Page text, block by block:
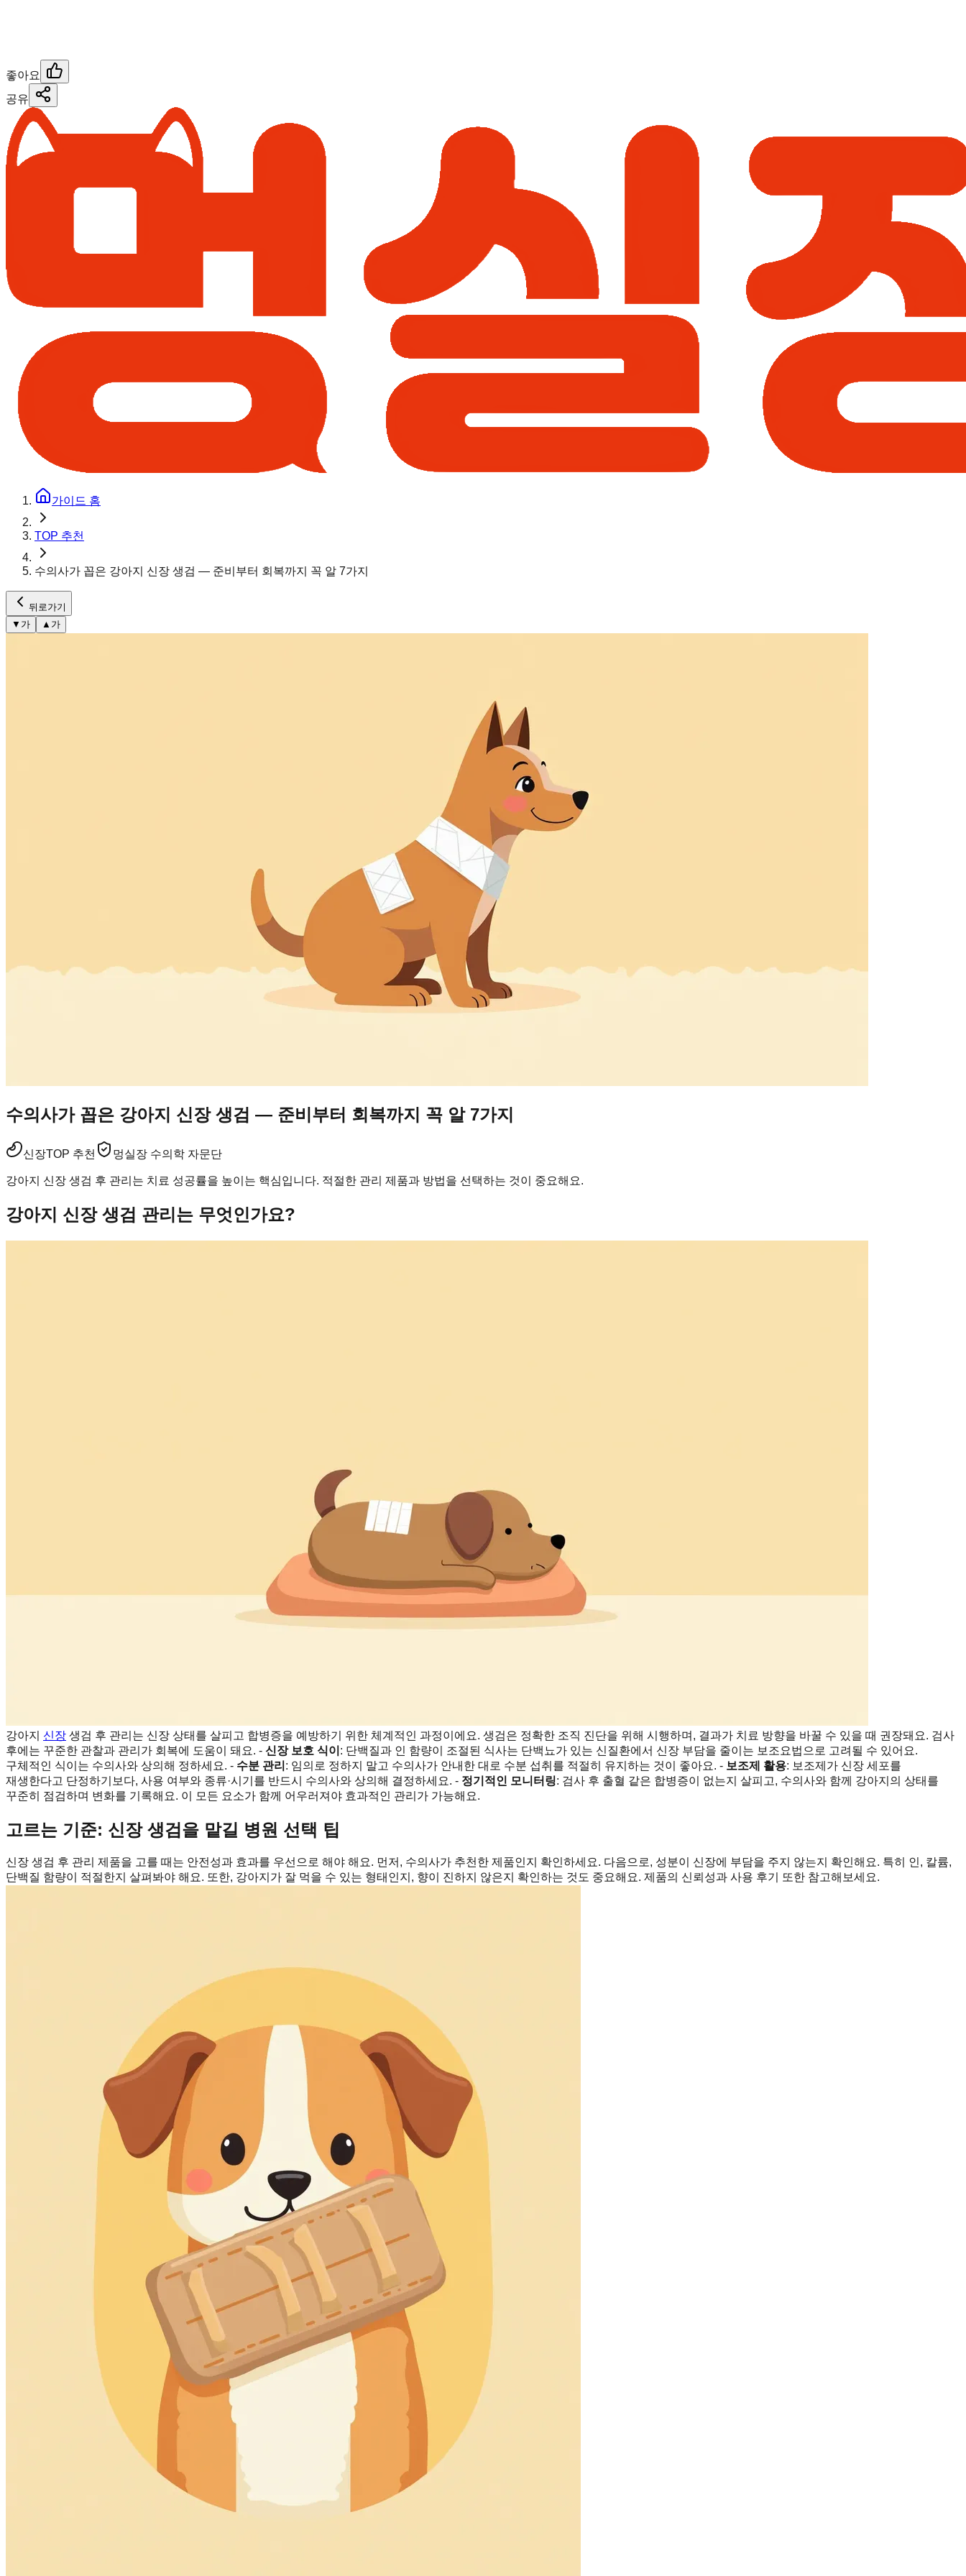
좋아요
공유
가이드 홈
TOP 추천
수의사가 꼽은 강아지 신장 생검 — 준비부터 회복까지 꼭 알 7가지
뒤로가기
▼ 가 ▲ 가
수의사가 꼽은 강아지 신장 생검 — 준비부터 회복까지 꼭 알 7가지
신장TOP 추천 멍실장 수의학 자문단
강아지 신장 생검 후 관리는 치료 성공률을 높이는 핵심입니다. 적절한 관리 제품과 방법을 선택하는 것이 중요해요.
강아지 신장 생검 관리는 무엇인가요?
강아지 신장 생검 후 관리는 신장 상태를 살피고 합병증을 예방하기 위한 체계적인 과정이에요. 생검은 정확한 조직 진단을 위해 시행하며, 결과가 치료 방향을 바꿀 수 있을 때 권장돼요. 검사
후에는 꾸준한 관찰과 관리가 회복에 도움이 돼요. - 신장 보호 식이 : 단백질과 인 함량이 조절된 식사는 단백뇨가 있는 신질환에서 신장 부담을 줄이는 보조요법으로 고려될 수 있어요.
구체적인 식이는 수의사와 상의해 정하세요. - 수분 관리 : 임의로 정하지 말고 수의사가 안내한 대로 수분 섭취를 적절히 유지하는 것이 좋아요. - 보조제 활용: 보조제가 신장 세포를
재생한다고 단정하기보다, 사용 여부와 종류·시기를 반드시 수의사와 상의해 결정하세요. - 정기적인 모니터링: 검사 후 출혈 같은 합병증이 없는지 살피고, 수의사와 함께 강아지의 상태를
꾸준히 점검하며 변화를 기록해요. 이 모든 요소가 함께 어우러져야 효과적인 관리가 가능해요.
고르는 기준: 신장 생검을 맡길 병원 선택 팁
신장 생검 후 관리 제품을 고를 때는 안전성과 효과를 우선으로 해야 해요. 먼저, 수의사가 추천한 제품인지 확인하세요. 다음으로, 성분이 신장에 부담을 주지 않는지 확인해요. 특히 인, 칼륨,
단백질 함량이 적절한지 살펴봐야 해요. 또한, 강아지가 잘 먹을 수 있는 형태인지, 향이 진하지 않은지 확인하는 것도 중요해요. 제품의 신뢰성과 사용 후기 또한 참고해보세요.